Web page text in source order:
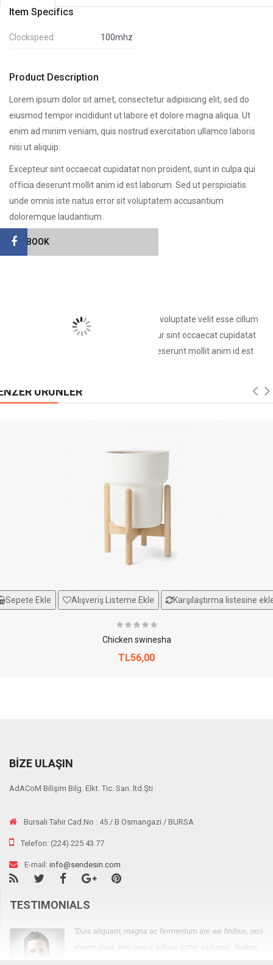
Item Specifics
Clockspeed 100mhz
Product Description
Lorem ipsum dolor sit amet, consectetur adipisicing elit, sed do
eiusmod tempor incididunt ut labore et dolore magna aliqua. Ut
enim ad minim veniam, quis nostrud exercitation ullamco laboris
nisi ut aliquip.
Excepteur sint occaecat cupidatat non proident, sunt in culpa qui
officia deserunt mollit anim id est laborum. Sed ut perspiciatis
unde omnis iste natus error sit voluptatem accusantium
doloremque laudantium.
Nemo enim ipsam voluptatem
Duis aute irure dolor in reprehenderit in voluptate velit esse cillum
dolore eu fugiat nulla pariatur. Excepteur sint occaecat cupidatat
non proident, sunt in culpa qui officia deserunt mollit anim id est
ÜRÜNLER
Sepete Ekle Alışveriş Listeme Ekle Karşılaştırma listesine
Chicken swinesha
TL56,00
BIZE ULAŞIN
AdACoM Bilişim Bilg. Elkt. Tic. San. ltd.Şti
Bursalı Tahir Cad.No : 45 / B Osmangazi / BURSA
Telefon: (224) 225 43 77
E-mail: info@sendesin.com
TESTIMONIALS
"Duis aliquam, magna ac fermentum are we finibus, orci
viverra risus, into varius telluso tortor sed eros. Sedion
FACEBOOK